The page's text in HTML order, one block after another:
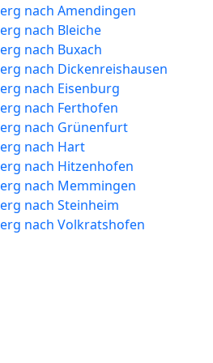
nach Amendingen
nach Bleiche
nach Buxach
nach Dickenreishausen
nach Eisenburg
nach Ferthofen
nach Grünenfurt
nach Hart
nach Hitzenhofen
nach Memmingen
nach Steinheim
nach Volkratshofen